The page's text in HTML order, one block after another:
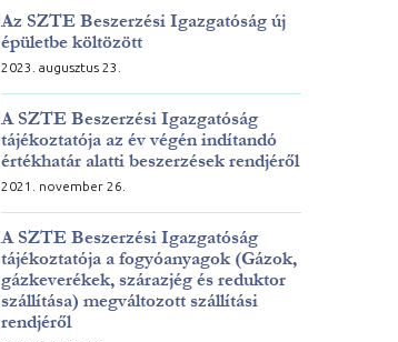
Az SZTE Beszerzési Igazgatóság új
épületbe költözött
2023. augusztus 23.
A SZTE Beszerzési Igazgatóság
tájékoztatója az év végén indítandó
értékhatár alatti beszerzések rendjéről
2021. november 26.
A SZTE Beszerzési Igazgatóság
tájékoztatója a fogyóanyagok (Gázok,
gázkeverékek, szárazjég és reduktor
szállítása) megváltozott szállítási
rendjéről